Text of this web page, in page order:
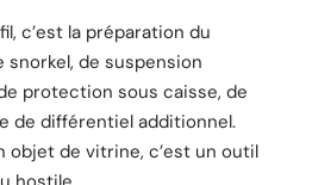
c’est la préparation du
snorkel, de suspension
protection sous caisse, de
de différentiel additionnel.
objet de vitrine, c’est un outil